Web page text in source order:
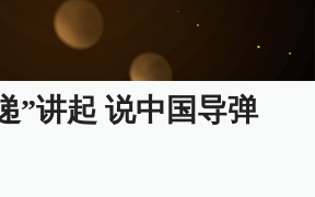
”讲起 说中国导弹